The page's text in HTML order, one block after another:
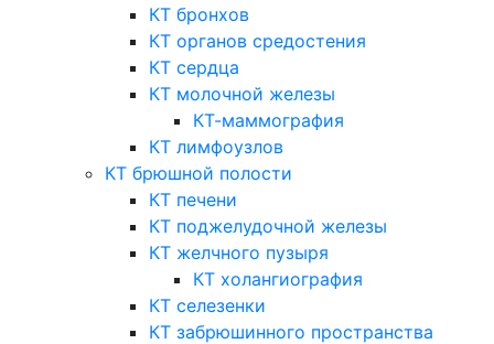
КТ бронхов
КТ органов средостения
КТ сердца
КТ молочной железы
КТ-маммография
КТ лимфоузлов
КТ брюшной полости
КТ печени
КТ поджелудочной железы
КТ желчного пузыря
КТ холангиография
КТ селезенки
КТ забрюшинного пространства